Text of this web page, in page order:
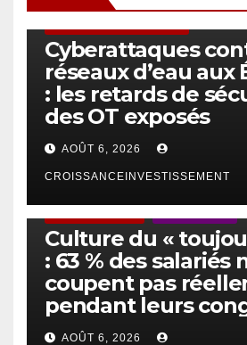
Cyberattaques
réseaux d’eau aux
: les retards de
des OT exposés
AOÛT 6, 2026
CROISSANCEINVESTISSEMENT
Culture du «
: 63 % des salariés
coupent pas
pendant leurs
AOÛT 6, 2026